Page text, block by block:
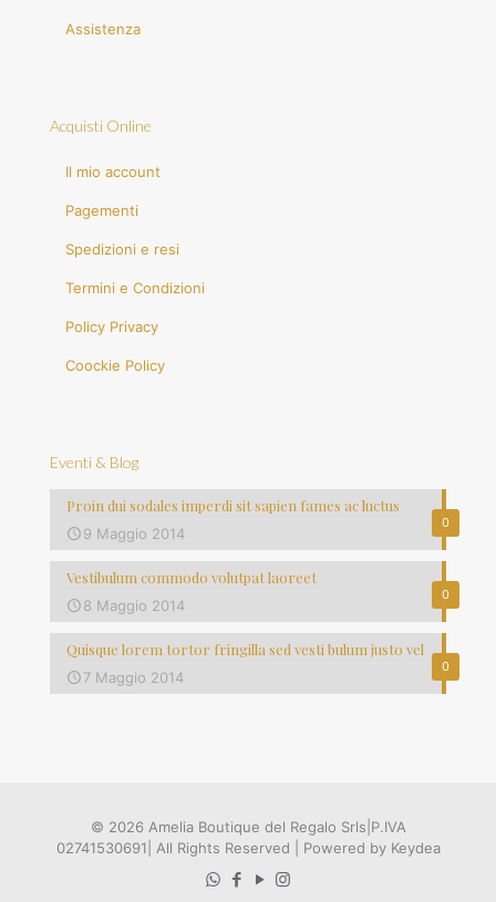
Assistenza
Acquisti Online
Il mio account
Pagementi
Spedizioni e resi
Termini e Condizioni
Policy Privacy
Coockie Policy
Eventi & Blog
0
Proin dui sodales imperdi sit sapien fames ac luctus
9 Maggio 2014
0
Vestibulum commodo volutpat laoreet
8 Maggio 2014
0
Quisque lorem tortor fringilla sed vesti bulum justo vel
7 Maggio 2014
© 2026 Amelia Boutique del Regalo Srls|P.IVA
02741530691| All Rights Reserved | Powered by Keydea